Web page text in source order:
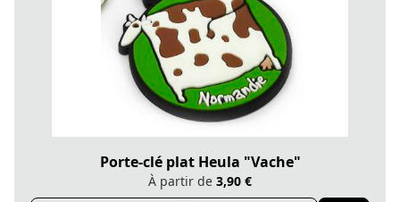
Porte-clé plat Heula "Vache"
À partir de 3,90 €